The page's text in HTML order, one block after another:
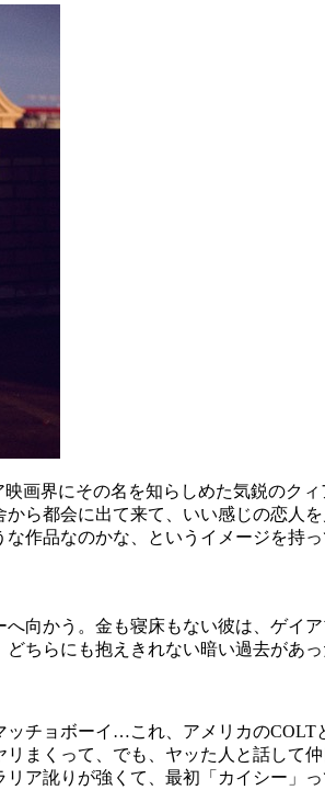
映画界にその名を知らしめた気鋭のク
ら都会に出て来て、いい感じの恋人
作品なのかな、というイメージを持
向かう。金も寝床もない彼は、ゲイ
ちらにも抱えきれない暗い過去があ
チョボーイ…これ、アメリカのCOLT
まくって、でも、ヤッた人と話して
ア訛りが強くて、最初「カイシー」